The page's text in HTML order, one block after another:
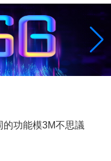
的功能模3M不思議